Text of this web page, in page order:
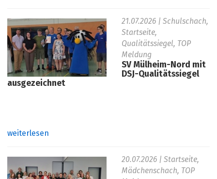
21.07.2026 | Schulschach,
Startseite,
Qualitätssiegel, TOP
Meldung
SV Mülheim-Nord mit
DSJ-Qualitätssiegel
ausgezeichnet
weiterlesen
20.07.2026 | Startseite,
Mädchenschach, TOP